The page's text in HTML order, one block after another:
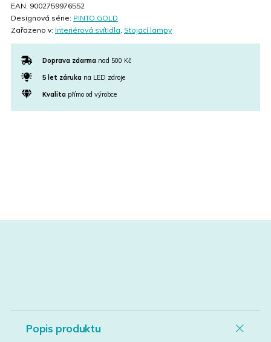
EAN: 9002759976552
Designová série: PINTO GOLD
Zařazeno v: Interiérová svítidla Stojací lampy
Doprava zdarma nad 500 Kč
5 let zárukana LED zdroje
Kvalitapřímo od výrobce
Popis produktu